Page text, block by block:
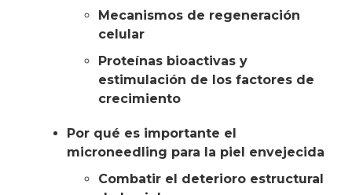
Mecanismos de regeneración
celular
Proteínas bioactivas y
estimulación de los factores de
crecimiento
Por qué es importante el
microneedling para la piel envejecida
Combatir el deterioro estructural